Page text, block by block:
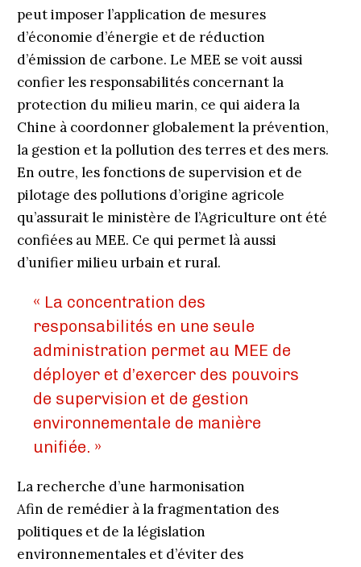
peut imposer l’application de mesures
d’économie d’énergie et de réduction
d’émission de carbone. Le MEE se voit aussi
confier les responsabilités concernant la
protection du milieu marin, ce qui aidera la
Chine à coordonner globalement la prévention,
la gestion et la pollution des terres et des mers.
En outre, les fonctions de supervision et de
pilotage des pollutions d’origine agricole
qu’assurait le ministère de l’Agriculture ont été
confiées au MEE. Ce qui permet là aussi
d’unifier milieu urbain et rural.
« La concentration des
responsabilités en une seule
administration permet au MEE de
déployer et d’exercer des pouvoirs
de supervision et de gestion
environnementale de manière
unifiée. »
La recherche d’une harmonisation
Afin de remédier à la fragmentation des
politiques et de la législation
environnementales et d’éviter des